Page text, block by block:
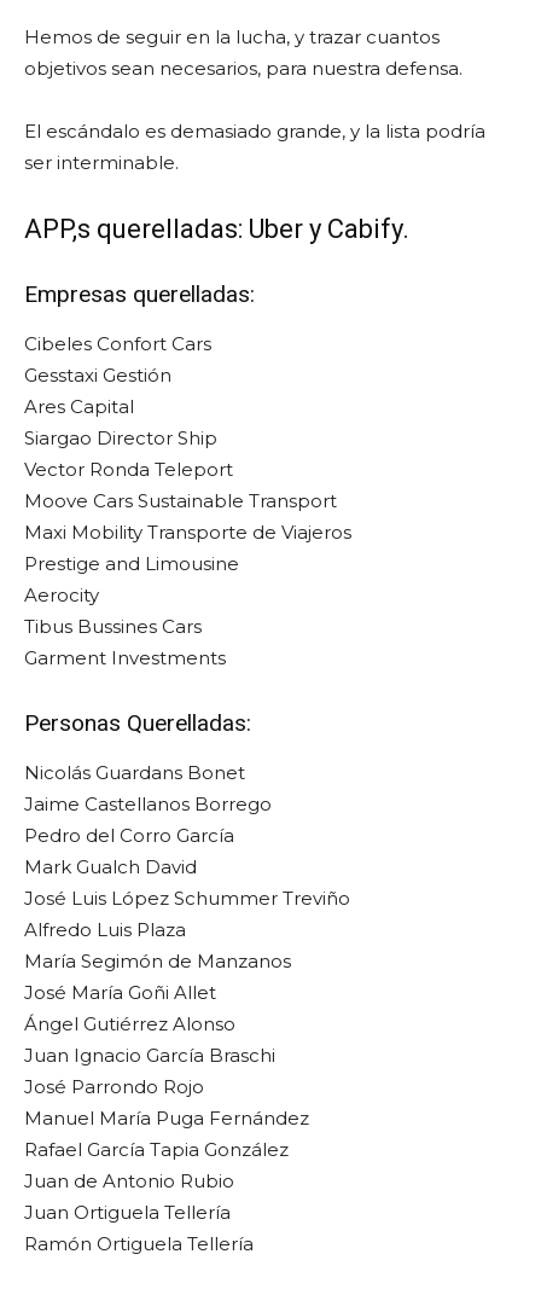
Hemos de seguir en la lucha, y trazar cuantos
objetivos sean necesarios, para nuestra defensa.
El escándalo es demasiado grande, y la lista podría
ser interminable.
APP,s querelladas: Uber y Cabify.
Empresas querelladas:
Cibeles Confort Cars
Gesstaxi Gestión
Ares Capital
Siargao Director Ship
Vector Ronda Teleport
Moove Cars Sustainable Transport
Maxi Mobility Transporte de Viajeros
Prestige and Limousine
Aerocity
Tibus Bussines Cars
Garment Investments
Personas Querelladas:
Nicolás Guardans Bonet
Jaime Castellanos Borrego
Pedro del Corro García
Mark Gualch David
José Luis López Schummer Treviño
Alfredo Luis Plaza
María Segimón de Manzanos
José María Goñi Allet
Ángel Gutiérrez Alonso
Juan Ignacio García Braschi
José Parrondo Rojo
Manuel María Puga Fernández
Rafael García Tapia González
Juan de Antonio Rubio
Juan Ortiguela Tellería
Ramón Ortiguela Tellería